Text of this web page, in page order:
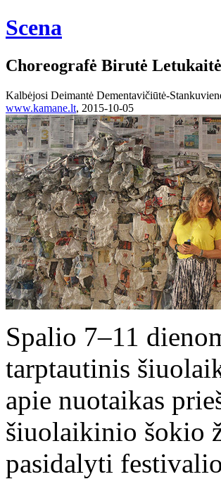
Scena
Choreografė Birutė
Kalbėjosi Deimantė Dementavičiūtė-
www.kamane.lt, 2015-10-05
Spalio 7–11
tarptautinis
apie nuotaikas
šiuolaikinio šokio
pasidalyti